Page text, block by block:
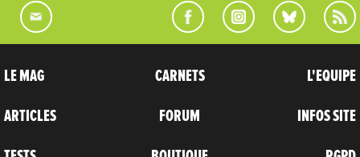
LE MAG
ARTICLES
CARNETS
FORUM
L'EQUIPE
INFOS SITE